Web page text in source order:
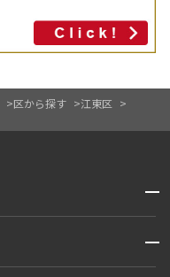
区から探す
江東区
開閉
開閉